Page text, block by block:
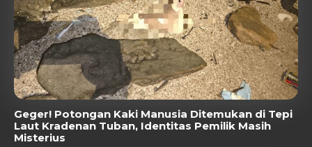
Geger! Potongan Kaki Manusia Ditemukan di Tepi
Laut Kradenan Tuban, Identitas Pemilik Masih
Misterius